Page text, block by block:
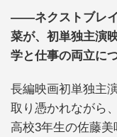
――ネクストブレイ
菜が、初単独主演
学と仕事の両立に
長編映画初単独主
取り憑かれながら
高校3年生の佐藤美